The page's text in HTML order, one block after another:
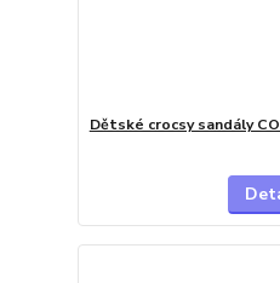
Dětské crocsy sandály